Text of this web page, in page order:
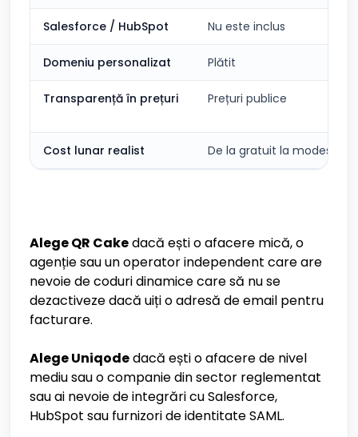
Salesforce / HubSpot Nu este inclus
Domeniu personalizat Plătit
Transparență în prețuri Prețuri publice
Cost lunar realist De la gratuit la modest
Alege QR Cakedacă ești o afacere mică, o
agenție sau un operator independent care are
nevoie de coduri dinamice care să nu se
dezactiveze dacă uiți o adresă de email pentru
facturare.
Alege Uniqodedacă ești o afacere de nivel
mediu sau o companie din sector reglementat
sau ai nevoie de integrări cu Salesforce,
HubSpot sau furnizori de identitate SAML.